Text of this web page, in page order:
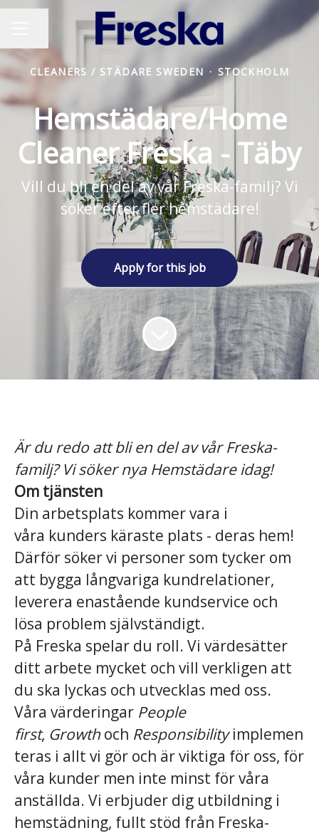
CAREER MENU
Share page
CLEANERS / STÄDARE SWEDEN · STOCKHOLM
Hemstädare/Home
Cleaner Freska - Täby
Vill du bli en del av vår Freska-familj? Vi
söker efter fler hemstädare!
Apply for this job
Är du redo att bli en del av vår Freska-
familj? Vi söker nya Hemstädare idag!
Om tjänsten
Din arbetsplats kommer vara i
våra kunders käraste plats - deras hem!
Därför söker vi personer som tycker om
att bygga långvariga kundrelationer,
leverera enastående kundservice och
lösa problem självständigt.
På Freska spelar du roll. Vi värdesätter
ditt arbete mycket och vill verkligen att
du ska lyckas och utvecklas med oss.
Våra värderingar People
first, Growthoch Responsibilityimplemen
teras i allt vi gör och är viktiga för oss, för
våra kunder men inte minst för våra
anställda. Vi erbjuder dig utbildning i
hemstädning, fullt stöd från Freska-